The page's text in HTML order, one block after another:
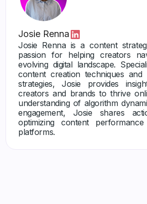
Josie Renna
Josie Renna is a content
passion for helping creators
evolving digital landscape.
content creation techniques and
strategies, Josie provides
creators and brands to thrive
understanding of algorithm
engagement, Josie shares
optimizing content
platforms.